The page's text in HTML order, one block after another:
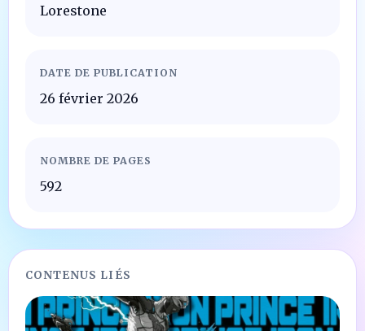
Lorestone
DATE DE PUBLICATION
26 février 2026
NOMBRE DE PAGES
592
CONTENUS LIÉS